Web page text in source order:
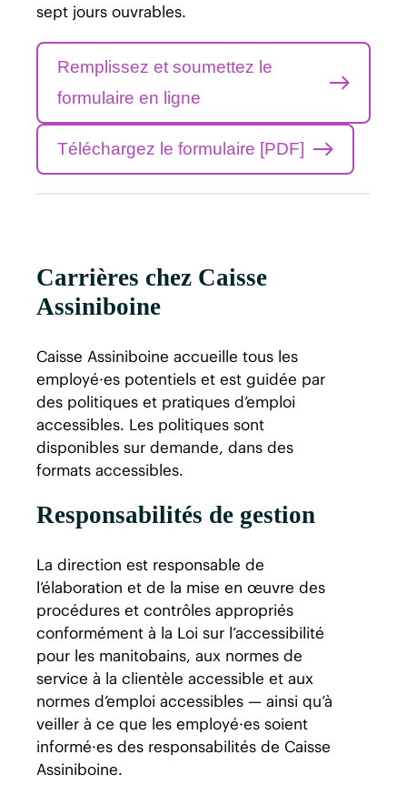
sept jours ouvrables.
Remplissez et soumettez le
formulaire en ligne
Téléchargez le formulaire [PDF]
Carrières chez Caisse
Assiniboine
Caisse Assiniboine accueille tous les
employé·es potentiels et est guidée par
des politiques et pratiques d’emploi
accessibles. Les politiques sont
disponibles sur demande, dans des
formats accessibles.
Responsabilités de gestion
La direction est responsable de
l’élaboration et de la mise en œuvre des
procédures et contrôles appropriés
conformément à la Loi sur l’accessibilité
pour les manitobains, aux normes de
service à la clientèle accessible et aux
normes d’emploi accessibles — ainsi qu’à
veiller à ce que les employé·es soient
informé·es des responsabilités de Caisse
Assiniboine.